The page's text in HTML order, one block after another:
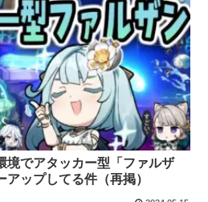
境でアタッカー型「ファルザ
ップしてる件（再掲）